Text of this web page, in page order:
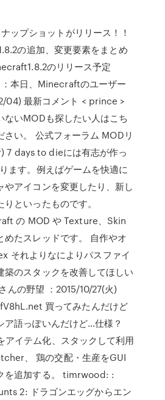
ップショットがリリース！！
の追加、変更要素をまとめ
のリリース予定
本日、Minecraftのユーザー
04) 最新コメント < prince >
ないMODも探したい人はこち
さい。 公式フォーラム MODリ
7 days to dieには有志が作っ
ます。例えばゲームを快適に
やアイコンを変更したり、新し
といったものです。
の MOD や Texture、Skin
めたスレッドです。 自作やオ
それよりなによりパスファイ
築のスタックを改善してほしい
んの野望 ：2015/10/27(火)
買ってみたんだけど
ア語っぽいんだけど…仕様？
アイテム化、スタックして利用
、 鶏の交配・生産をGUI
を追加する。 timrwood: :
2: ドラゴンエッグからエン